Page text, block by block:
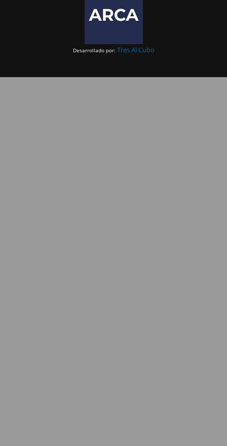
Desarrollado por: Tres Al Cubo